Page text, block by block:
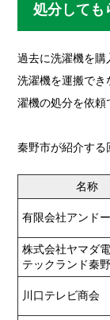
処分しても
過去に洗濯機を
洗濯機を運搬で
濯機の処分を依頼
秦野市が紹介する
名称
有限会社アンド
株式会社ヤマダ
テックランド秦
川口テレビ商会